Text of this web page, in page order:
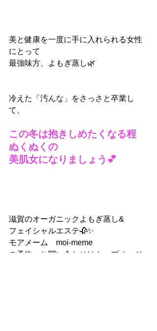
美と健康を一度に手に入れられる女性
にとって
最強味方、よもぎ蒸し🌿
冷えた「汚んな」をさっさと卒業し
て、
この冬は抱きしめたくなる程
ぬくぬくの
美肌女になりましょう💕
滋賀のオーガニックよもぎ蒸し&
フェイシャルエステ🥀✨
モアメーム　moi-meme
ご予約、お問い合わせはトップページ